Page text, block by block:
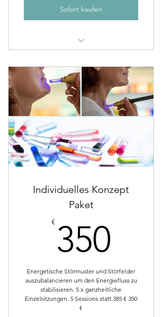
Sofort kaufen
Individuelles Konzept
Paket
€ 350
Energetische Störmuster und Störfelder
auszubalancieren um den Energiefluss zu
stabilisieren. 5 x ganzheitliche
Einzelsitzungen. 5 Sessions statt 385 € 350
€